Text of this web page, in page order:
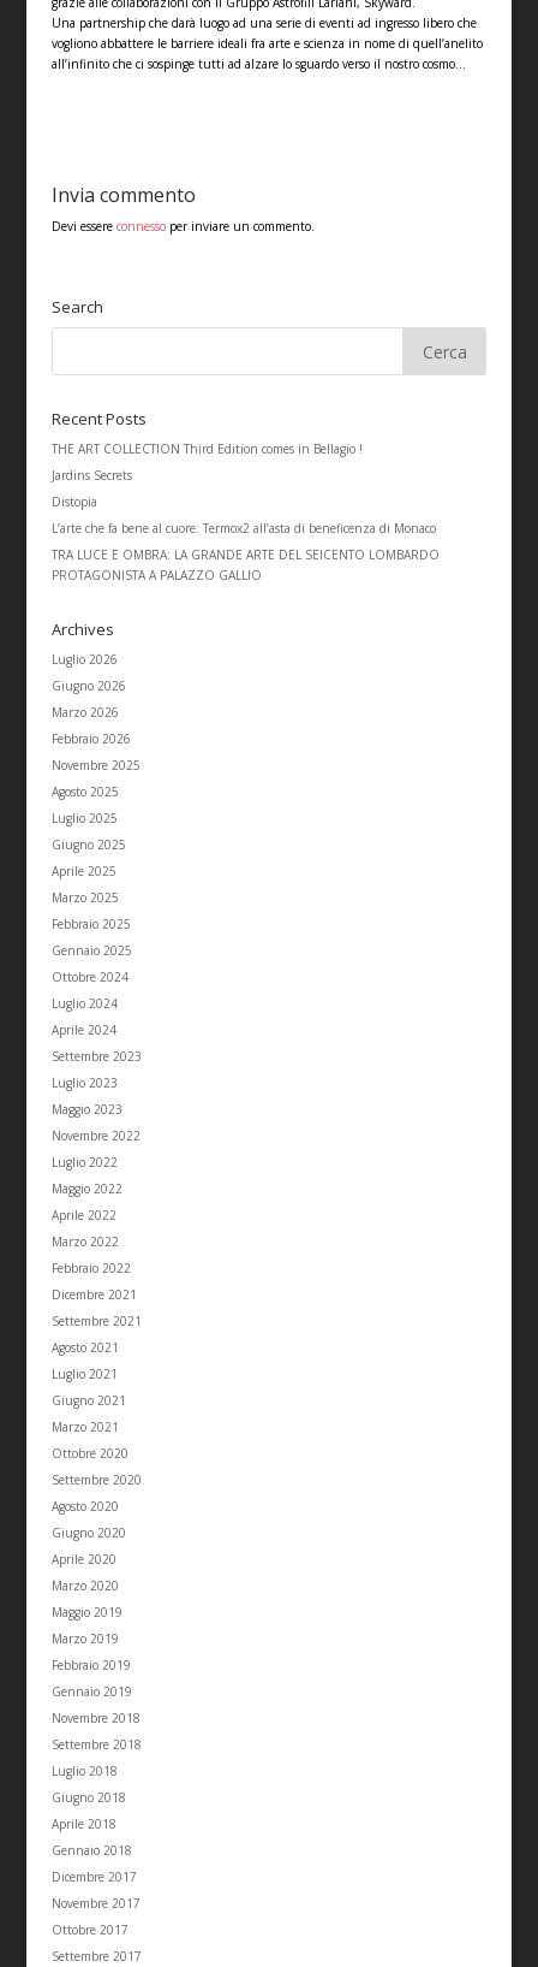
Una partnership che darà luogo ad una serie di eventi ad ingresso libero che
vogliono abbattere le barriere ideali fra arte e scienza in nome di quell’anelito
all’infinito che ci sospinge tutti ad alzare lo sguardo verso il nostro cosmo…
Invia commento
Devi essere connessoper inviare un commento.
Search
Recent Posts
THE ART COLLECTION Third Edition comes in Bellagio !
Jardins Secrets
Distopia
L’arte che fa bene al cuore: Termox2 all’asta di beneficenza di Monaco
TRA LUCE E OMBRA: LA GRANDE ARTE DEL SEICENTO LOMBARDO
PROTAGONISTA A PALAZZO GALLIO
Archives
Luglio 2026
Giugno 2026
Marzo 2026
Febbraio 2026
Novembre 2025
Agosto 2025
Luglio 2025
Giugno 2025
Aprile 2025
Marzo 2025
Febbraio 2025
Gennaio 2025
Ottobre 2024
Luglio 2024
Aprile 2024
Settembre 2023
Luglio 2023
Maggio 2023
Novembre 2022
Luglio 2022
Maggio 2022
Aprile 2022
Marzo 2022
Febbraio 2022
Dicembre 2021
Settembre 2021
Agosto 2021
Luglio 2021
Giugno 2021
Marzo 2021
Ottobre 2020
Settembre 2020
Agosto 2020
Giugno 2020
Aprile 2020
Marzo 2020
Maggio 2019
Marzo 2019
Febbraio 2019
Gennaio 2019
Novembre 2018
Settembre 2018
Luglio 2018
Giugno 2018
Aprile 2018
Gennaio 2018
Dicembre 2017
Novembre 2017
Ottobre 2017
Settembre 2017